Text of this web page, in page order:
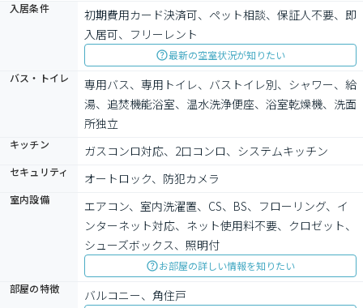
入居条件
初期費用カード決済可、ペット相談、保証人不要、即
入居可、フリーレント
最新の空室状況が知りたい
バス・トイレ
専用バス、専用トイレ、バストイレ別、シャワー、給
湯、追焚機能浴室、温水洗浄便座、浴室乾燥機、洗面
所独立
キッチン ガスコンロ対応、2口コンロ、システムキッチン
セキュリティ オートロック、防犯カメラ
室内設備
エアコン、室内洗濯置、CS、BS、フローリング、イ
ンターネット対応、ネット使用料不要、クロゼット、
シューズボックス、照明付
お部屋の詳しい情報を知りたい
部屋の特徴
バルコニー、角住戸